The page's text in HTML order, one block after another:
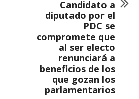
Candidato a
diputado por el
PDC se
compromete que
al ser electo
renunciará a
beneficios de los
que gozan los
parlamentarios